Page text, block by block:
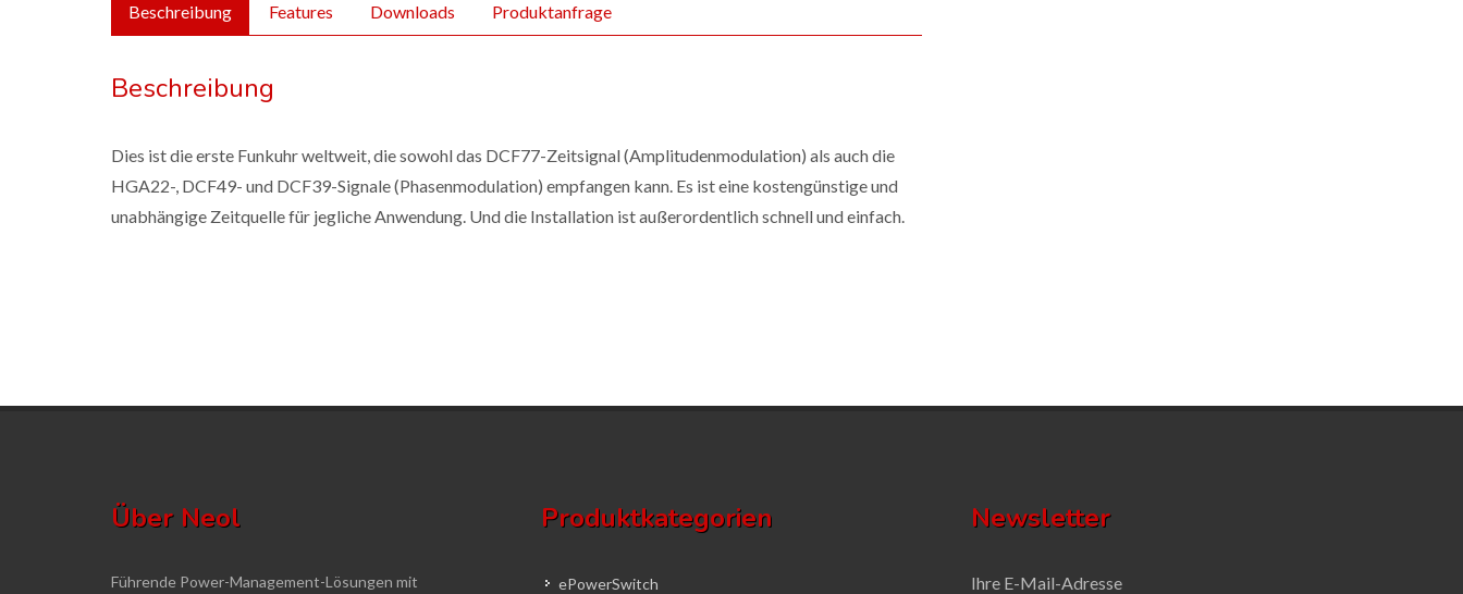
Beschreibung Features Downloads Produktanfrage
Beschreibung
Dies ist die erste Funkuhr weltweit, die sowohl das DCF77-Zeitsignal (Amplitudenmodulation) als auch die
HGA22-, DCF49- und DCF39-Signale (Phasenmodulation) empfangen kann. Es ist eine kostengünstige und
unabhängige Zeitquelle für jegliche Anwendung. Und die Installation ist außerordentlich schnell und einfach.
Über Neol
Führende Power-Management-Lösungen mit
Produktkategorien
ePowerSwitch
Newsletter
Ihre E-Mail-Adresse